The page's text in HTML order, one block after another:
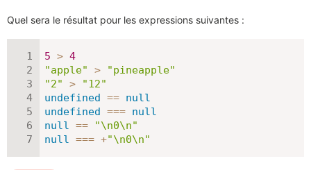
Quel sera le résultat pour les expressions suivantes :
5 > 4
"apple"
>
"pineapple"
"2"
>
"12"
undefined == null
undefined === null
null ==
"\n0\n"
null === +"\n0\n"